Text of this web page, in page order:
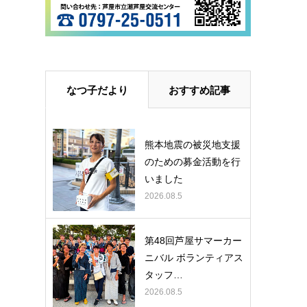
なつ子だより おすすめ記事
熊本地震の被災地支援
のための募金活動を行
いました
2026.08.5
第48回芦屋サマーカー
ニバル ボランティアス
タッフ…
2026.08.5